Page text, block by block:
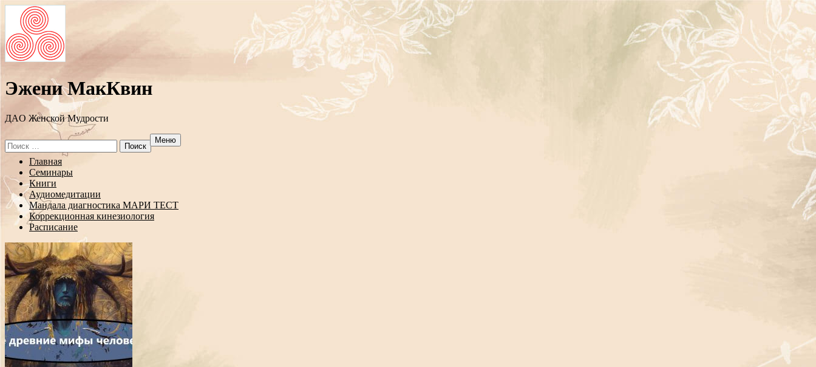
Эжени МакКвин
ДAO Женской Мудрости
Search
for:
Меню
Перейти
содержанию
Главная
Семинары
Книги
Аудиомедитации
Мандала диагностика МАРИ ТЕСТ
Коррекционная кинезиология
Расписание